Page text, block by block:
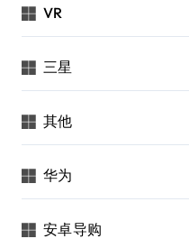
VR
三星
其他
华为
安卓导购